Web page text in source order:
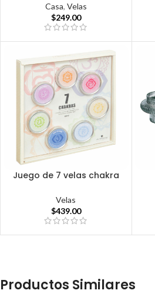
Casa, Velas
$249.00
Juego de 7 velas chakra
Velas
$439.00
Productos Similares